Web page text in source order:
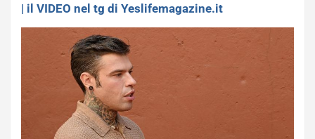
| il VIDEO nel tg di Yeslifemagazine.it